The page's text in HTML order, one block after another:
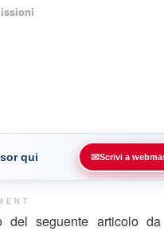
qui ✉Scrivi a
del seguente articolo